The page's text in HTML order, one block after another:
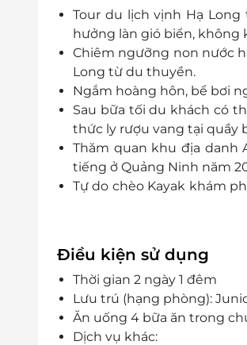
Tour du lịch vịnh Hạ Long
hưởng làn gió biển, không
Chiêm ngưỡng non nước
Long từ du thuyền.
Ngắm hoàng hôn, bể bơi
Sau bữa tối du khách có
thức ly rượu vang tại quầy
Thăm quan khu địa danh
tiếng ở Quảng Ninh năm
Tự do chèo Kayak khám
Điều kiện sử dụng
Thời gian 2 ngày 1 đêm
Lưu trú (hạng phòng):
Ăn uống 4 bữa ăn trong
Dịch vụ khác: